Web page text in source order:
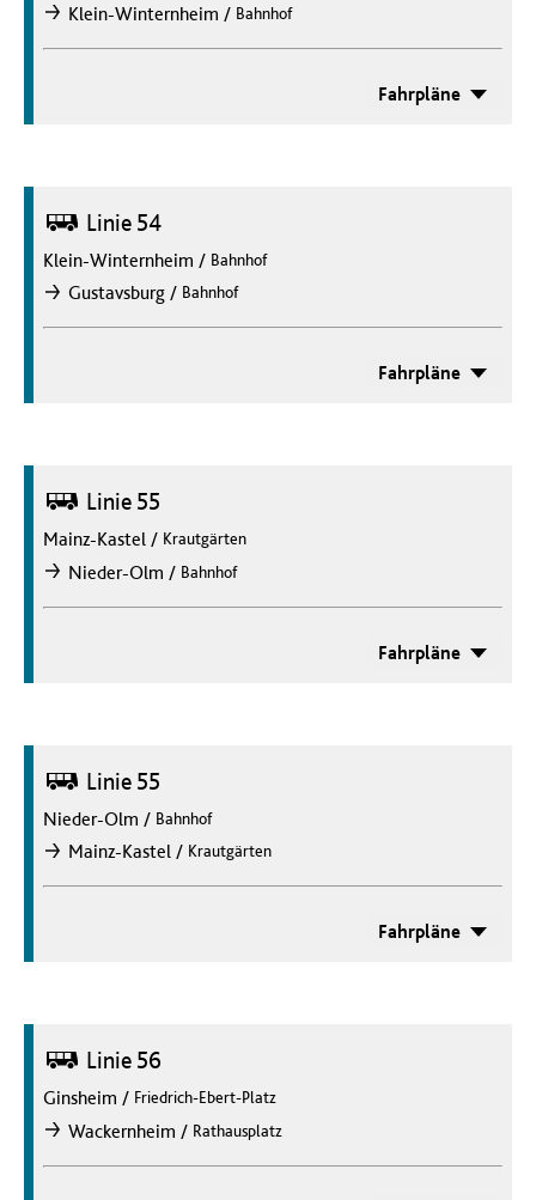
nachKlein-Winternheim / Bahnhof
Fahrpläne
Bus Linie 54
Klein-Winternheim / Bahnhof
nachGustavsburg / Bahnhof
Fahrpläne
Bus Linie 55
Mainz-Kastel / Krautgärten
nachNieder-Olm / Bahnhof
Fahrpläne
Bus Linie 55
Nieder-Olm / Bahnhof
nachMainz-Kastel / Krautgärten
Fahrpläne
Bus Linie 56
Ginsheim / Friedrich-Ebert-Platz
nachWackernheim / Rathausplatz